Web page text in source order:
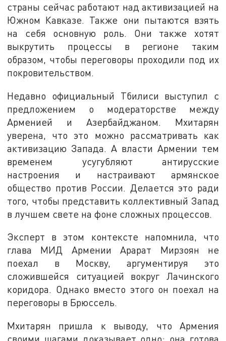
страны сейчас работают над активизацией на
Южном Кавказе. Также они пытаются взять
на себя основную роль. Они также хотят
выкрутить процессы в регионе таким
образом, чтобы переговоры проходили под их
покровительством.
Недавно официальный Тбилиси выступил с
предложением о модераторстве между
Арменией и Азербайджаном. Мхитарян
уверена, что это можно рассматривать как
активизацию Запада. А власти Армении тем
временем усугубляют антирусские
настроения и настраивают армянское
общество против России. Делается это ради
того, чтобы представить коллективный Запад
в лучшем свете на фоне сложных процессов.
Эксперт в этом контексте напомнила, что
глава МИД Армении Арарат Мирзоян не
поехал в Москву, аргументируя это
сложившейся ситуацией вокруг Лачинского
коридора. Однако вместо этого он поехал на
переговоры в Брюссель.
Мхитарян пришла к выводу, что Армения